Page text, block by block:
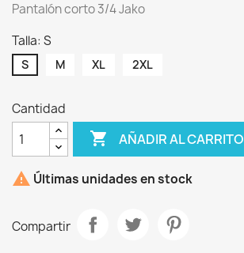
Pantalón corto 3/4 Jako
Talla: S
S M XL 2XL
Cantidad
 AÑADIR AL CARRITO
 Últimas unidades en stock
Compartir